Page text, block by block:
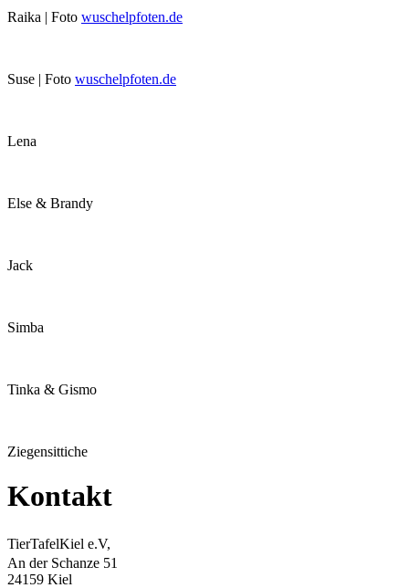
Raika | Foto wuschelpfoten.de
Suse | Foto wuschelpfoten.de
Lena
Else & Brandy
Jack
Simba
Tinka & Gismo
Ziegensittiche
Kontakt
TierTafelKiel e.V,
An der Schanze 51
24159 Kiel